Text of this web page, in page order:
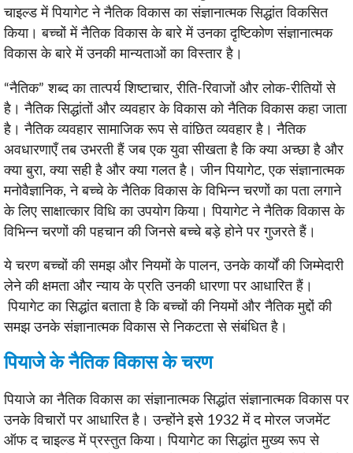
चाइल्ड में पियागेट ने नैतिक विकास का संज्ञानात्मक सिद्धांत विकसित
किया। बच्चों में नैतिक विकास के बारे में उनका दृष्टिकोण संज्ञानात्मक
विकास के बारे में उनकी मान्यताओं का विस्तार है।
“नैतिक” शब्द का तात्पर्य शिष्टाचार, रीति-रिवाजों और लोक-रीतियों से
है। नैतिक सिद्धांतों और व्यवहार के विकास को नैतिक विकास कहा जाता
है। नैतिक व्यवहार सामाजिक रूप से वांछित व्यवहार है। नैतिक
अवधारणाएँ तब उभरती हैं जब एक युवा सीखता है कि क्या अच्छा है और
क्या बुरा, क्या सही है और क्या गलत है। जीन पियागेट, एक संज्ञानात्मक
मनोवैज्ञानिक, ने बच्चे के नैतिक विकास के विभिन्न चरणों का पता लगाने
के लिए साक्षात्कार विधि का उपयोग किया। पियागेट ने नैतिक विकास के
विभिन्न चरणों की पहचान की जिनसे बच्चे बड़े होने पर गुजरते हैं।
ये चरण बच्चों की समझ और नियमों के पालन, उनके कार्यों की जिम्मेदारी
लेने की क्षमता और न्याय के प्रति उनकी धारणा पर आधारित हैं।
पियागेट का सिद्धांत बताता है कि बच्चों की नियमों और नैतिक मुद्दों की
समझ उनके संज्ञानात्मक विकास से निकटता से संबंधित है।
पियाजे के नैतिक विकास के चरण
पियाजे का नैतिक विकास का संज्ञानात्मक सिद्धांत संज्ञानात्मक विकास पर
उनके विचारों पर आधारित है। उन्होंने इसे 1932 में द मोरल जजमेंट
ऑफ द चाइल्ड में प्रस्तुत किया। पियागेट का सिद्धांत मुख्य रूप से